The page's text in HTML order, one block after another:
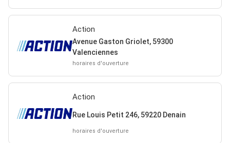
Action
Avenue Gaston Griolet, 59300
Valenciennes
horaires d'ouverture
Action
Rue Louis Petit 246, 59220 Denain
horaires d'ouverture